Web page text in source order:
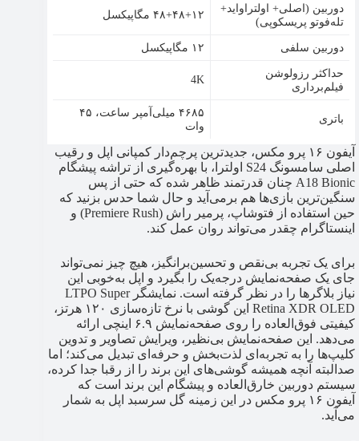
دوربین (اصلی+ اولتراواید+
تله‌فوتو پریسکوپی)
۴۸+۴۸+۱۲ مگاپیکسل
دوربین سلفی
۱۲ مگاپیکسل
حداکثر رزولوشن
فیلم‌برداری
4K
باتری
۴۶۸۵ میلی‌آمپر ساعت، ۴۵
وات
آیفون ۱۶ پرو مکس، جدیدترین پرچم‌دار کمپانی اپل و رقیب
اصلی سامسونگ S24 اولترا، با بهره‌گیری از تراشه پیشگام
A18 Bionic چنان قدرتمند ظاهر شده که حتی از پس
سنگین‌ترین بازی‌ها هم برمی‌آید و حال شما حدس بزنید که
حین استفاده از فتوشاپ، پرمیر راش (Premiere Rush) و
اینستاگرام چقدر می‌تواند روان عمل کند.
برای یک تجربه بی‌نقص و تحسین‌برانگیز، هیچ چیز نمی‌تواند
جای یک صفحه‌نمایش درجه‌یک را بگیرد و اپل به‌خوبی این
نیاز بلاگرها را در نظر گرفته است. نمایشگر LTPO Super
Retina XDR OLED این گوشی با نرخ تازه‌سازی ۱۲۰ هرتز،
کیفیتی فوق‌العاده را روی صفحه‌نمایش ۶.۹ اینچی ارائه
می‌دهد. این صفحه‌نمایش بی‌نظیر، ویرایش تصاویر و تدوین
کلیپ‌ها را به تجربه‌ای لذت‌بخش و حرفه‌ای تبدیل می‌کند؛ اما
صدالبته آنچه همیشه گوشی‌های این برند را از رقبا جدا کرده،
سیستم دوربین خارق‌العاده و پیشگام این برند است که
آیفون ۱۶ پرو مکس در این زمینه گل سرسبد اپل به شمار
می‌آید.